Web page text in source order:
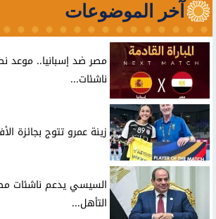
آخر الموضوعات
مصر ضد إسبانيا.. موعد
ناشئات...
زينة عمرو تتوج بجائزة
السيسي يدعم ناشئات
التأهل...